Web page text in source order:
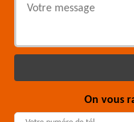
On vous